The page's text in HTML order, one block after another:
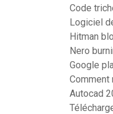
Code
Logiciel
Hitman
Nero
Google
Comment
Autocad